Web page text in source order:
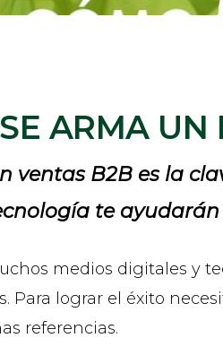
ARMA UN
ventas B2B es la
te
medios digitales y
Para lograr el éxito
referencias.